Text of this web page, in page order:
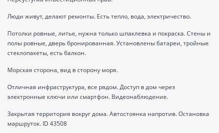
Люди живут, делают ремонты. Есть тепло, вода, электричество.
Потолки ровные, литье, нужна только шпаклевка и покраска. Стены и
полы ровные, дверь бронированная. Установлены батареи, тройные
стеклопакеты, есть балкон.
Морская сторона, вид в сторону моря.
Отличная инфраструктура, все рядом. Доступ в дом через
электронные ключи или смартфон. Видеонаблюдение.
Закрытая территория вокруг дома. Автостоянка напротив. Остановка
маршруток. ID 43508